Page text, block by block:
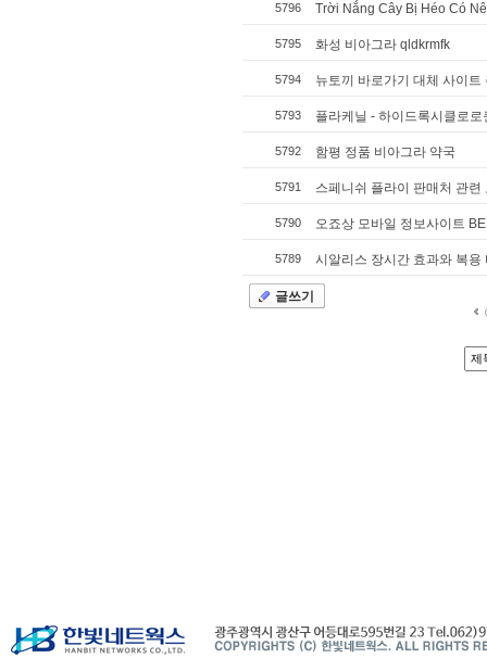
5796 Trời Nắng Cây Bị Héo Có
5795 화성 비아그라 qldkrmfk
5794 뉴토끼 바로가기 대체 사이트
5793 플라케닐 - 하이드록시클로
5792 함평 정품 비아그라 약국
5791 스페니쉬 플라이 판매처 관
5790 오죠상 모바일 정보사이트
5789 시알리스 장시간 효과와 복용
글쓰기